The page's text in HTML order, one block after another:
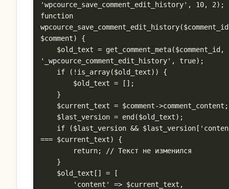
'wpcource_save_comment_edit_history', 10, 2);
function
$comment) {
'_wpcource_comment_edit_history', true);
=== $current_text) {